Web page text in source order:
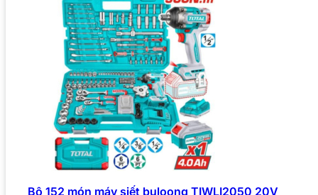
Bộ 152 món máy siết buloong TIWLI2050 20V